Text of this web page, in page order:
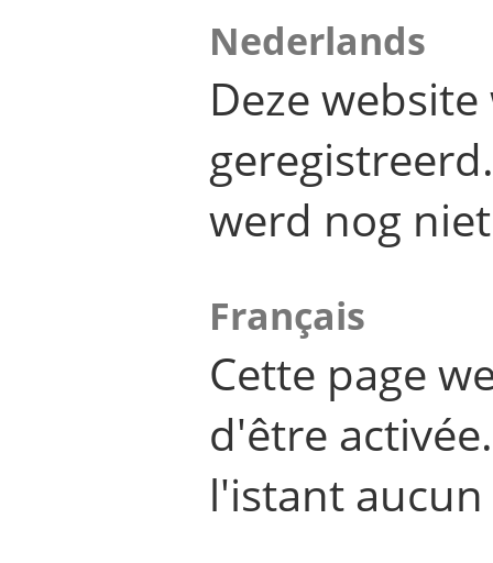
Nederlands
Deze
werd nog
Français
Cette page
d'être
l'istant